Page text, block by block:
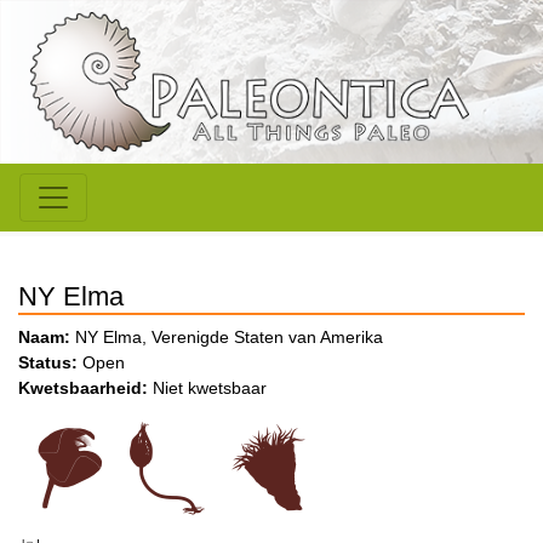
NY Elma
Naam: NY Elma, Verenigde Staten van Amerika
Status: Open
Kwetsbaarheid: Niet kwetsbaar